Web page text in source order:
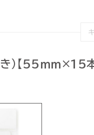
）【55ｍｍ×15